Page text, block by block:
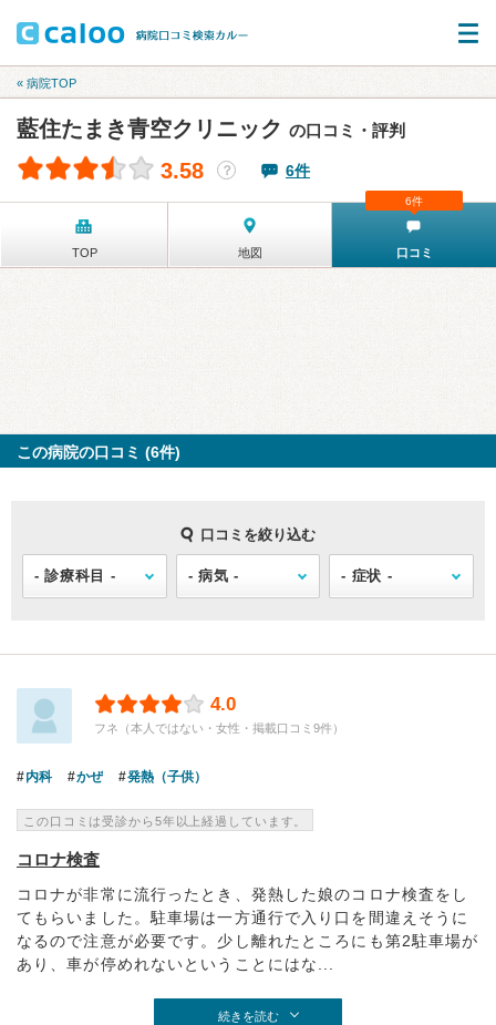
« 病院TOP
藍住たまき青空クリニック の口コミ・評判
3.58 ？ 6件
TOP 地図 口コミ
6件
この病院の口コミ (6件)
口コミを絞り込む
4.0
フネ（本人ではない・女性・掲載口コミ9件）
内科 かぜ 発熱（子供）
この口コミは受診から5年以上経過しています。
コロナ検査
コロナが非常に流行ったとき、発熱した娘のコロナ検査をし
てもらいました。駐車場は一方通行で入り口を間違えそうに
なるので注意が必要です。少し離れたところにも第2駐車場が
あり、車が停めれないということにはな...
続きを読む